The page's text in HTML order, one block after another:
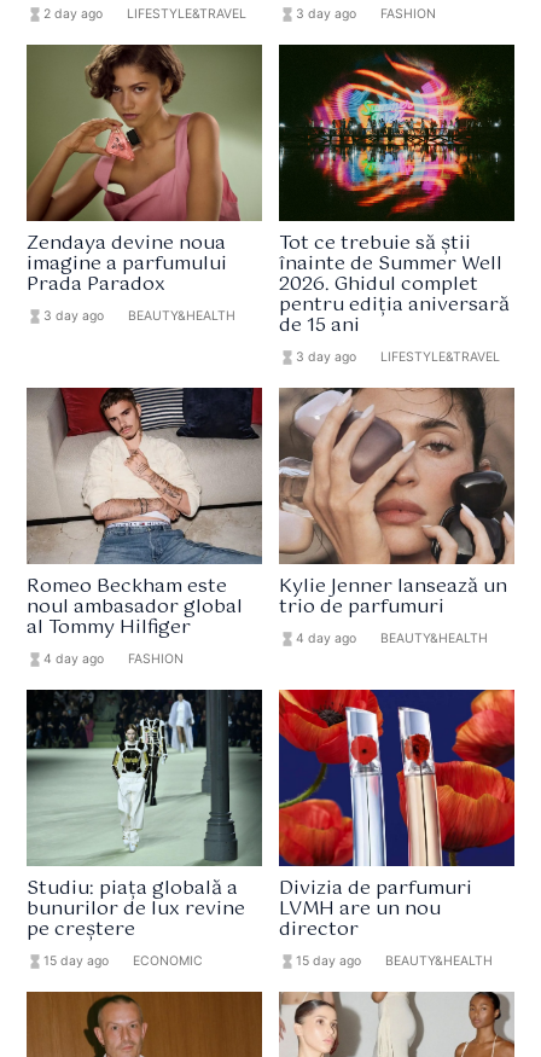
hourglass_full 2 day ago LIFESTYLE&TRAVEL hourglass_full 3 day ago FASHION
Zendaya devine noua
imagine a parfumului
Prada Paradox
hourglass_full 3 day ago BEAUTY&HEALTH
Tot ce trebuie să știi
înainte de Summer Well
2026. Ghidul complet
pentru ediția aniversară
de 15 ani
hourglass_full 3 day ago LIFESTYLE&TRAVEL
Romeo Beckham este
noul ambasador global
al Tommy Hilfiger
hourglass_full4 day ago FASHION
Kylie Jenner lansează un
trio de parfumuri
hourglass_full 4 day ago BEAUTY&HEALTH
Studiu: piața globală a
bunurilor de lux revine
pe creștere
hourglass_full15 day ago ECONOMIC
Divizia de parfumuri
LVMH are un nou
director
hourglass_full 15 day ago BEAUTY&HEALTH